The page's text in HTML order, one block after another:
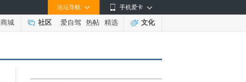
手机爱卡
论坛导航
商城 社区 爱自驾 热帖 精选 文化